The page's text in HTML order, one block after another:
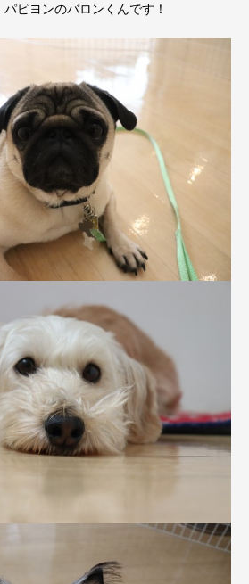
ピヨンのバロンくんです！